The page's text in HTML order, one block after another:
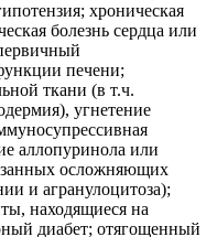
хроническая
болезнь сердца или
печени;
ткани (в т.ч.
угнетение
аллопуринола или
осложняющих
и агранулоцитоза);
находящиеся на
диабет; отягощенный